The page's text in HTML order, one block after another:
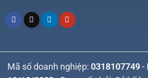
Mã số doanh nghiệp: 0318107749 -